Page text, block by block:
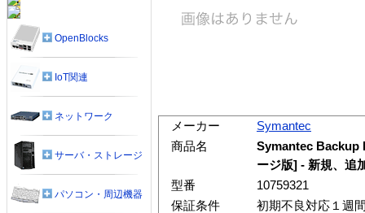
メーカー
Symantec
商品名
Symantec Backup
ージ版] - 新規、追
型番
10759321
保証条件
初期不良対応１週
OpenBlocks
IoT関連
ネットワーク
サーバ・ストレージ
パソコン・周辺機器